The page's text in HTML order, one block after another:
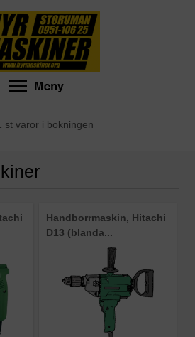
st varor i bokningen
Handborrmaskin, Hitachi
D13 (blanda...